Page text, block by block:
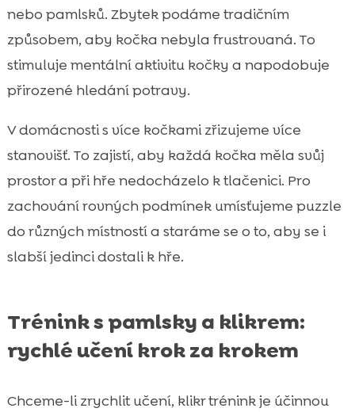
nebo pamlsků. Zbytek podáme tradičním
způsobem, aby kočka nebyla frustrovaná. To
stimuluje mentální aktivitu kočky a napodobuje
přirozené hledání potravy.
V domácnosti s více kočkami zřizujeme více
stanovišť. To zajistí, aby každá kočka měla svůj
prostor a při hře nedocházelo k tlačenici. Pro
zachování rovných podmínek umísťujeme puzzle
do různých místností a staráme se o to, aby se i
slabší jedinci dostali k hře.
Trénink s pamlsky a klikrem:
rychlé učení krok za krokem
Chceme-li zrychlit učení, klikr trénink je účinnou